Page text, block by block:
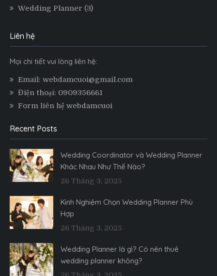
Wedding Planner (3)
Liên hệ
Mọi chi tiết vui lòng liên hệ:
Email: webdamcuoi@gmail.com
Điện thoại: 0909356661
Form liên hệ webdamcuoi
Recent Posts
Wedding Coordinator và Wedding Planner
Khác Nhau Như Thế Nào?
26 Tháng 3, 2025
Kinh Nghiệm Chọn Wedding Planner Phù
Hợp
26 Tháng 3, 2025
Wedding Planner là gì? Có nên thuê
wedding planner không?